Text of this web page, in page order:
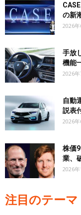
の新
2026
手放
機能
2026
自動
説表
2026
株価
業、
2026
注目のテーマ